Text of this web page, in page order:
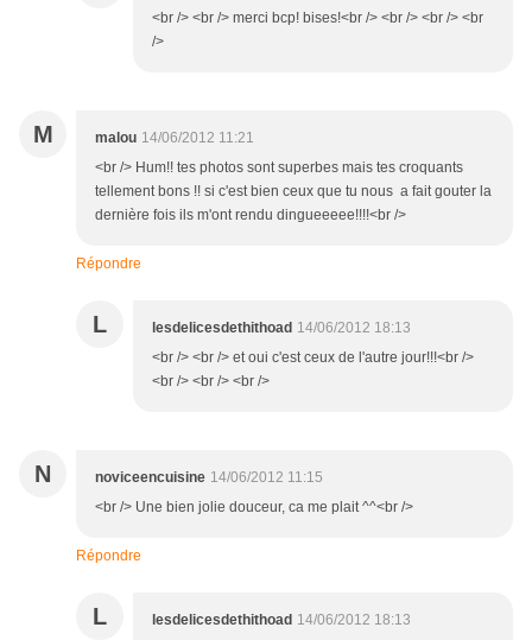
<br /> <br /> merci bcp! bises!<br /> <br /> <br /> <br
/>
M malou 14/06/2012 11:21
<br /> Hum!! tes photos sont superbes mais tes croquants
tellement bons !! si c'est bien ceux que tu nous a fait gouter la
dernière fois ils m'ont rendu dingueeeee!!!!<br />
Répondre
L lesdelicesdethithoad 14/06/2012 18:13
<br /> <br /> et oui c'est ceux de l'autre jour!!!<br />
<br /> <br /> <br />
N noviceencuisine 14/06/2012 11:15
<br /> Une bien jolie douceur, ca me plait ^^<br />
Répondre
L lesdelicesdethithoad 14/06/2012 18:13